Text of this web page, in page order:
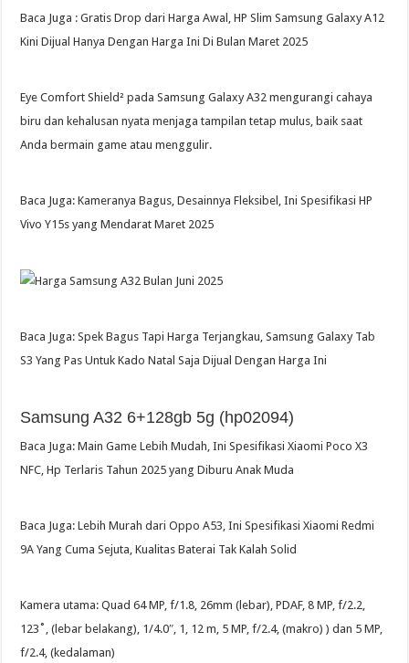
Baca Juga : Gratis Drop dari Harga Awal, HP Slim Samsung Galaxy A12
Kini Dijual Hanya Dengan Harga Ini Di Bulan Maret 2025
Eye Comfort Shield² pada Samsung Galaxy A32 mengurangi cahaya
biru dan kehalusan nyata menjaga tampilan tetap mulus, baik saat
Anda bermain game atau menggulir.
Baca Juga: Kameranya Bagus, Desainnya Fleksibel, Ini Spesifikasi HP
Vivo Y15s yang Mendarat Maret 2025
Baca Juga: Spek Bagus Tapi Harga Terjangkau, Samsung Galaxy Tab
S3 Yang Pas Untuk Kado Natal Saja Dijual Dengan Harga Ini
Samsung A32 6+128gb 5g (hp02094)
Baca Juga: Main Game Lebih Mudah, Ini Spesifikasi Xiaomi Poco X3
NFC, Hp Terlaris Tahun 2025 yang Diburu Anak Muda
Baca Juga: Lebih Murah dari Oppo A53, Ini Spesifikasi Xiaomi Redmi
9A Yang Cuma Sejuta, Kualitas Baterai Tak Kalah Solid
Kamera utama: Quad 64 MP, f/1.8, 26mm (lebar), PDAF, 8 MP, f/2.2,
123˚, (lebar belakang), 1/4.0″, 1, 12 m, 5 MP, f/2.4, (makro) ) dan 5 MP,
f/2.4, (kedalaman)